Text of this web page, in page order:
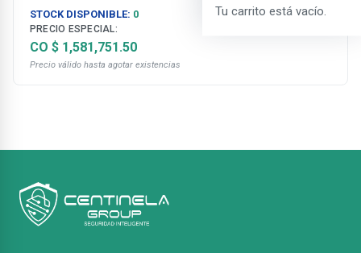
Tu carrito está vacío.
STOCK DISPONIBLE: 0
PRECIO ESPECIAL:
CO $ 1,581,751.50
Precio válido hasta agotar existencias